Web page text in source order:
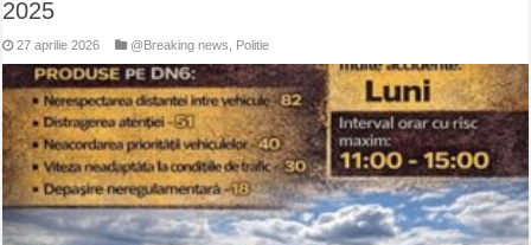
2025
27 aprilie 2026 @Breaking news Politie